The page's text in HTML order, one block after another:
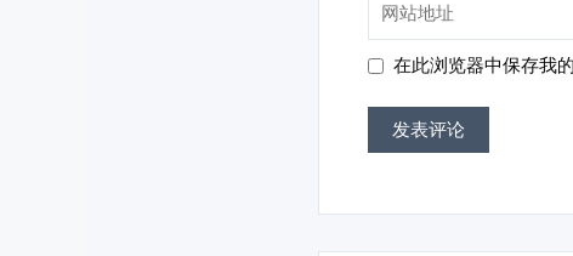
箱
地
址
站
址
在此浏览器中保存我